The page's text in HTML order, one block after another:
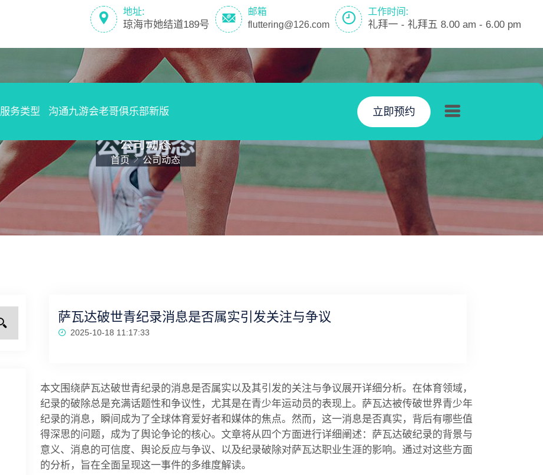
地址:
琼海市她结道189号
邮箱
fluttering@126.com
工作时间:
礼拜一 - 礼拜五 8.00 am - 6.00 pm
服务类型 沟通九游会老哥俱乐部新版 立即预约
公司动态
首页 公司动态
萨瓦达破世青纪录消息是否属实引发关注与争议
2025-10-18 11:17:33
本文围绕萨瓦达破世青纪录的消息是否属实以及其引发的关注与争议展开详细分析。在体育领域，
纪录的破除总是充满话题性和争议性，尤其是在青少年运动员的表现上。萨瓦达被传破世界青少年
纪录的消息，瞬间成为了全球体育爱好者和媒体的焦点。然而，这一消息是否真实，背后有哪些值
得深思的问题，成为了舆论争论的核心。文章将从四个方面进行详细阐述：萨瓦达破纪录的背景与
意义、消息的可信度、舆论反应与争议、以及纪录破除对萨瓦达职业生涯的影响。通过对这些方面
的分析，旨在全面呈现这一事件的多维度解读。